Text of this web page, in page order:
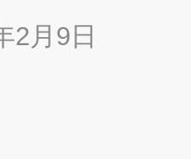
2月9日